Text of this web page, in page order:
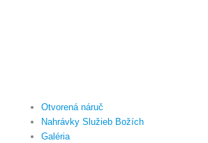
Otvorená náruč
Nahrávky Služieb Božích
Galéria